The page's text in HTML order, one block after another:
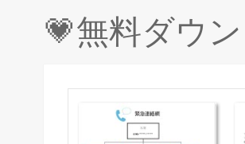
💗無料ダウ